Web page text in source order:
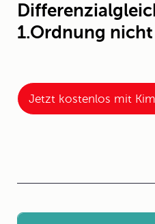
1.Ordnung
Jetzt kostenlos mit